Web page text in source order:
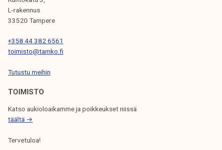
I
E
N
S
E
L
A
U
S
L-rakennus
33520 Tampere
+358 44 382 6561
toimisto@tamko.fi
Tutustu meihin
TOIMISTO
Katso aukioloaikamme ja poikkeukset niissä
täältä →
Tervetuloa!